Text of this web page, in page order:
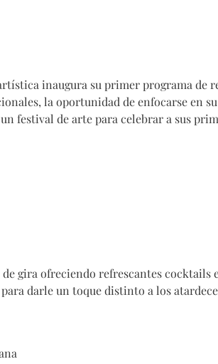
inaugura su primer programa de
la oportunidad de enfocarse en
festival de arte para celebrar a sus
gira ofreciendo refrescantes cocktails
darle un toque distinto a los